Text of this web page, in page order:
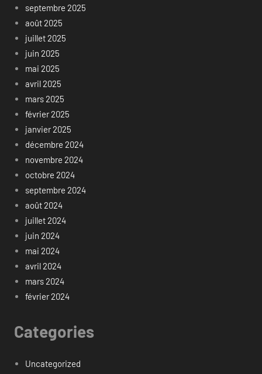
septembre 2025
août 2025
juillet 2025
juin 2025
mai 2025
avril 2025
mars 2025
février 2025
janvier 2025
décembre 2024
novembre 2024
octobre 2024
septembre 2024
août 2024
juillet 2024
juin 2024
mai 2024
avril 2024
mars 2024
février 2024
Categories
Uncategorized